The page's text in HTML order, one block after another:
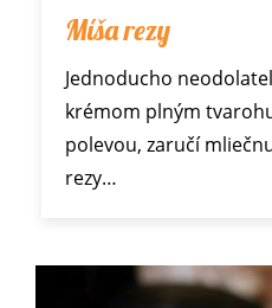
Míša rezy
Jednoducho
krémom plným
polevou, zaručí
rezy…